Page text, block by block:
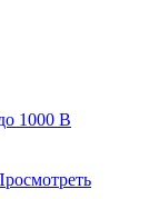
1000 В